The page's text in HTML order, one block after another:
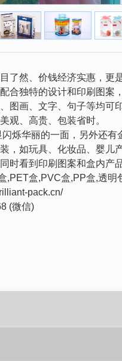
了然、价钱经济实惠，更
合独特的设计和印刷图案
图画、文字、句子等均可
观、高贵、包装省时。
烁华丽的一面，另外还有
，如玩具、化妆品、婴儿
时看到印刷图案和盒内产
,PET盒,PVC盒,PP盒,透明
pack.cn/
(微信)